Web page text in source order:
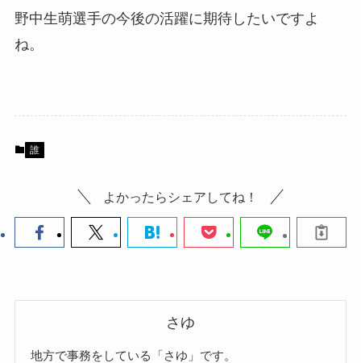
野中生萌選手の今後の活躍に期待したいですよ
ね。
誰
よかったらシェアしてね！
さゆ
地方で事務をしている「さゆ」です。